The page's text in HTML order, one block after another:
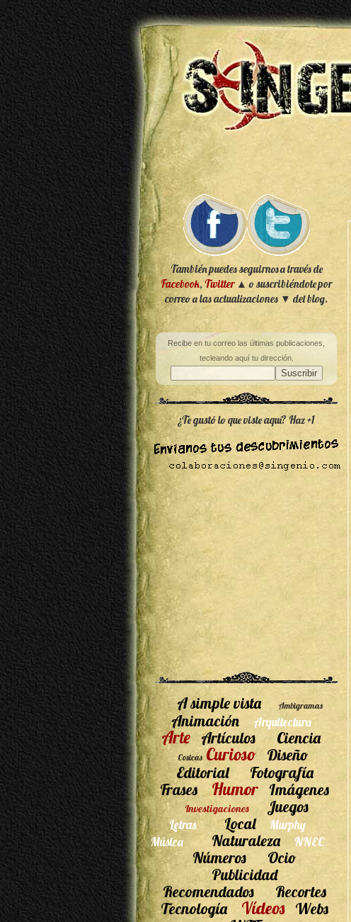
También puedes seguirnos a través de
Facebook,Twitter▲ o suscribiéndote por
correo a las actualizaciones ▼ del blog.
Recibe en tu correo las últimas publicaciones,
tecleando aquí tu dirección.
¿Te gustó lo que viste aquí? Haz +1
A simple vista Ambigramas
Animación Arquitectura
Arte Artículos Ciencia
Cosicas Curioso
Diseño
Editorial
Fotografía
Frases
Humor Imágenes
Investigaciones Juegos
Letras Local
Murphy
Música
Naturaleza NNEC
Números
Ocio
Publicidad
Recomendados
Recortes
Tecnología
Vídeos Webs